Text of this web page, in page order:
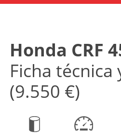
Honda CRF
Ficha técnica
(9.550 €)